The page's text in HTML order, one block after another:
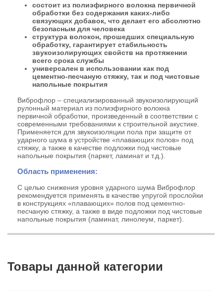
состоит из полиэфирного волокна первичной
обработки без содержания каких-либо
связующих добавок, что делает его абсолютно
безопасным для человека
структура волокон, прошедших специальную
обработку, гарантирует стабильность
звукоизолирующих свойств на протяжении
всего срока службы
универсален в использовании как под
цементно-песчаную стяжку, так и под чистовые
напольные покрытия
Виброфлор – специализированный звукоизолирующий
рулонный материал из полиэфирного волокна
первичной обработки, произведенный в соответствии с
современными требованиями к строительной акустике.
Применяется для звукоизоляции пола при защите от
ударного шума в устройстве «плавающих полов» под
стяжку, а также в качестве подложки под чистовые
напольные покрытия (паркет, ламинат и т.д.).
Область применения:
С целью снижения уровня ударного шума Виброфлор
рекомендуется применять в качестве упругой прослойки
в конструкциях «плавающих» полов под цементно-
песчаную стяжку, а также в виде подложки под чистовые
напольные покрытия (ламинат, линолеум, паркет).
Товары данной категории